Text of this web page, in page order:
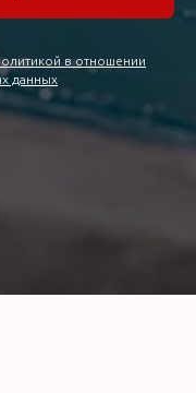
в отношении
данных